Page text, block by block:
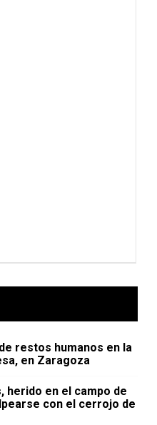
restos humanos en la
en Zaragoza
herido en el campo de
con el cerrojo de